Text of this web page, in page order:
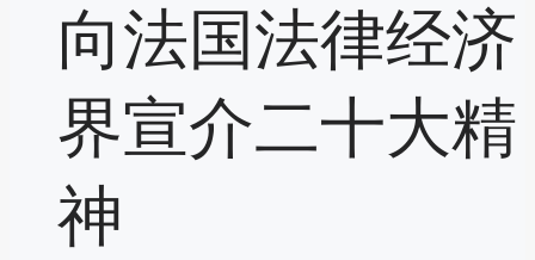
向法国法律经济
界宣介二十大精
神